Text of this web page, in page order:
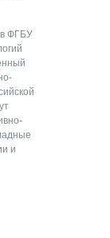
в ФГБУ
и